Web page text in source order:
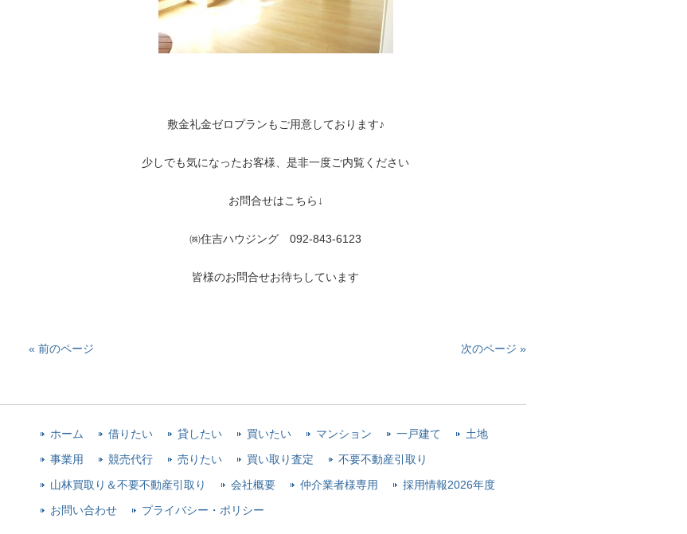
敷金礼金ゼロプランもご用意しております♪
少しでも気になったお客様、是非一度ご内覧ください
お問合せはこちら↓
㈱住吉ハウジング 092-843-6123
皆様のお問合せお待ちしています
« 前のページ 次のページ »
ホーム 借りたい 貸したい 買いたい マンション 一戸建て 土地
事業用 競売代行 売りたい 買い取り査定 不要不動産引取り
山林買取り＆不要不動産引取り 会社概要 仲介業者様専用 採用情報2026年度
お問い合わせ プライバシー・ポリシー